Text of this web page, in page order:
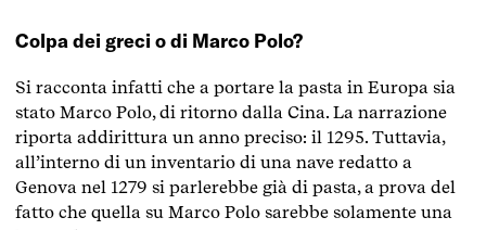
Colpa dei greci o di Marco Polo?
Si racconta infatti che a portare la pasta in Europa sia
stato Marco Polo, di ritorno dalla Cina. La narrazione
riporta addirittura un anno preciso: il 1295. Tuttavia,
all’interno di un inventario di una nave redatto a
Genova nel 1279 si parlerebbe già di pasta, a prova del
fatto che quella su Marco Polo sarebbe solamente una